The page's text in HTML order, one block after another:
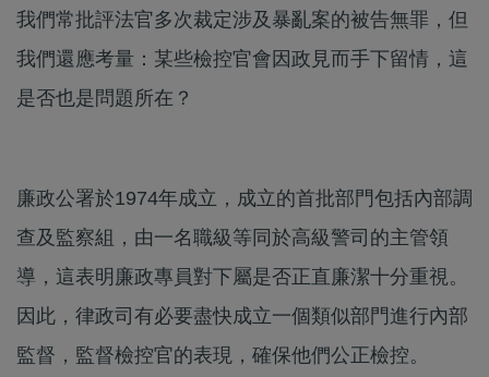
我們常批評法官多次裁定涉及暴亂案的被告無罪，但
我們還應考量：某些檢控官會因政見而手下留情，這
是否也是問題所在？
廉政公署於1974年成立，成立的首批部門包括內部調
查及監察組，由一名職級等同於高級警司的主管領
導，這表明廉政專員對下屬是否正直廉潔十分重視。
因此，律政司有必要盡快成立一個類似部門進行內部
監督，監督檢控官的表現，確保他們公正檢控。